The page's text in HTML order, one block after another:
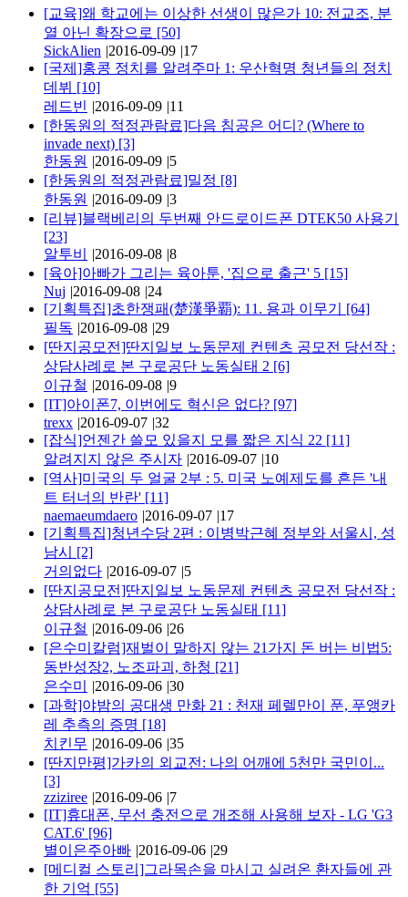
[교육]왜 학교에는 이상한 선생이 많은가 10: 전교조, 분
열 아닌 확장으로 [50]
SickAlien |2016-09-09 |17
[국제]홍콩 정치를 알려주마 1: 우산혁명 청년들의 정치
데뷔 [10]
레드빈 |2016-09-09 |11
[한동원의 적정관람료]다음 침공은 어디? (Where to
invade next) [3]
한동원 |2016-09-09 |5
[한동원의 적정관람료]밀정 [8]
한동원 |2016-09-09 |3
[리뷰]블랙베리의 두번째 안드로이드폰 DTEK50 사용기
[23]
알투비
|2016-09-08 |8
[육아]아빠가 그리는 육아툰, '집으로 출근' 5 [15]
Nuj |2016-09-08 |24
[기획특집]초한쟁패(楚漢爭覇): 11. 용과 이무기 [64]
필독 |2016-09-08 |29
[딴지공모전]딴지일보 노동문제 컨텐츠 공모전 당선작 :
상담사례로 본 구로공단 노동실태 2 [6]
이규철 |2016-09-08 |9
[IT]아이폰7, 이번에도 혁신은 없다? [97]
trexx |2016-09-07 |32
[잡식]언젠간 쓸모 있을지 모를 짧은 지식 22 [11]
알려지지 않은 주시자 |2016-09-07 |10
[역사]미국의 두 얼굴 2부 : 5. 미국 노예제도를 흔든 '내
트 터너의 반란' [11]
naemaeumdaero |2016-09-07 |17
[기획특집]청년수당 2편 : 이병박근혜 정부와 서울시, 성
남시 [2]
거의없다 |2016-09-07 |5
[딴지공모전]딴지일보 노동문제 컨텐츠 공모전 당선작 :
상담사례로 본 구로공단 노동실태 [11]
이규철 |2016-09-06 |26
[은수미칼럼]재벌이 말하지 않는 21가지 돈 버는 비법5:
동반성장2, 노조파괴, 하청 [21]
은수미
|2016-09-06 |30
[과학]야밤의 공대생 만화 21 : 천재 페렐만이 푼, 푸앵카
레 추측의 증명 [18]
치킨무 |2016-09-06 |35
[딴지만평]가카의 외교전: 나의 어깨에 5천만 국민이...
[3]
zziziree |2016-09-06 |7
[IT]휴대폰, 무선 충전으로 개조해 사용해 보자 - LG 'G3
CAT.6' [96]
별이은주아빠 |2016-09-06 |29
[메디컬 스토리]그라목손을 마시고 실려온 환자들에 관
한 기억 [55]